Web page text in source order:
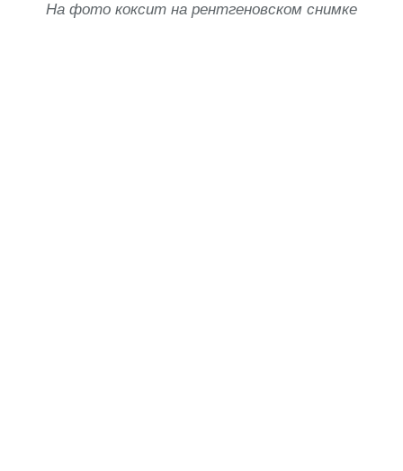
На фото коксит на рентгеновском снимке